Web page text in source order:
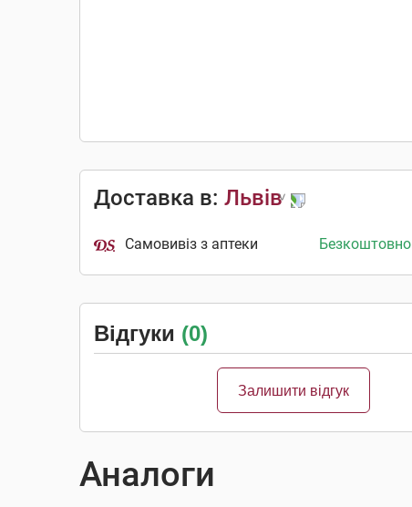
Доставка в: Львів
Самовивіз з аптеки Безкоштовно
Відгуки (0)
Залишити відгук
Аналоги